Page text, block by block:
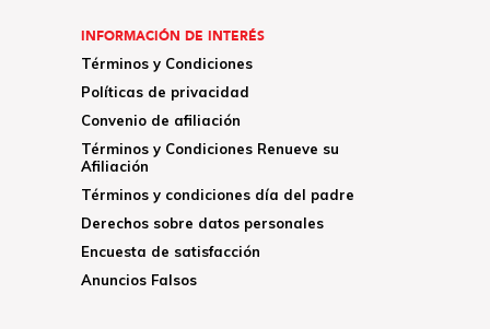
INFORMACIÓN DE INTERÉS
Términos y Condiciones
Políticas de privacidad
Convenio de afiliación
Términos y Condiciones Renueve su
Afiliación
Términos y condiciones día del padre
Derechos sobre datos personales
Encuesta de satisfacción
Anuncios Falsos